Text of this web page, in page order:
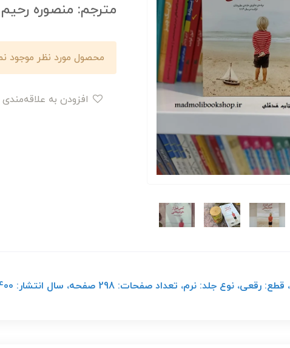
مترجم: منصوره رحیم
محصول مورد نظر موجود
نوع جلد: نرم، تعداد صفحات: 298 صفحه، سال انتشار: 1400